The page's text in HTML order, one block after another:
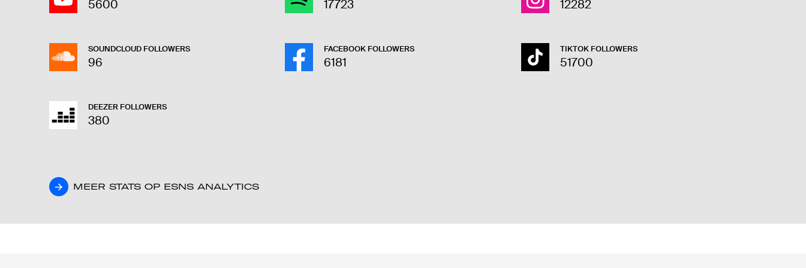
5600 17723 12282
SOUNDCLOUD FOLLOWERS
96
FACEBOOK FOLLOWERS
6181
TIKTOK FOLLOWERS
51700
DEEZER FOLLOWERS
380
MEER STATS OP ESNS ANALYTICS
MEER STATS OP ESNS ANALYTICS